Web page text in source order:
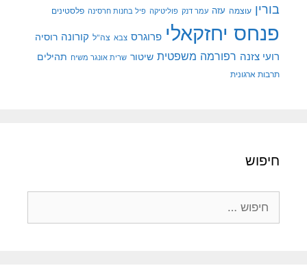
בורין עוצמה עזה עמר דנק פוליטיקה פיל בחנות חרסינה פלסטינים
פנחס יחזקאלי פרוגרס צבא צה"ל קורונה רוסיה
רועי צזנה רפורמה משפטית שיטור שרית אונגר משיח תהילים
תרבות ארגונית
חיפוש